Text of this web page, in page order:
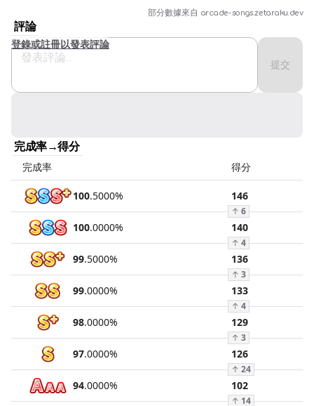
部分數據來自 arcade-songs.zetaraku.dev
評論
提交
登錄或註冊以發表評論
完成率→得分
完成率 得分
100.5000% 146
↑ 6
100.0000% 140
↑ 4
99.5000% 136
↑ 3
99.0000% 133
↑ 4
98.0000% 129
↑ 3
97.0000% 126
↑ 24
94.0000% 102
↑ 14